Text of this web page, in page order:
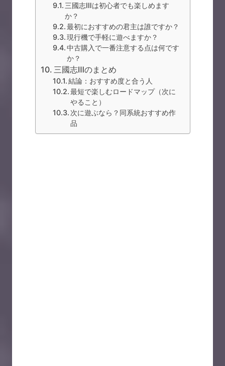
三國志Ⅲは初心者でも楽しめます
か？
最初におすすめの君主は誰ですか？
現行機で手軽に遊べますか？
中古購入で一番注意する点は何です
か？
三國志Ⅲのまとめ
結論：おすすめ度と合う人
最短で楽しむロードマップ（次に
やること）
次に遊ぶなら？同系統おすすめ作
品